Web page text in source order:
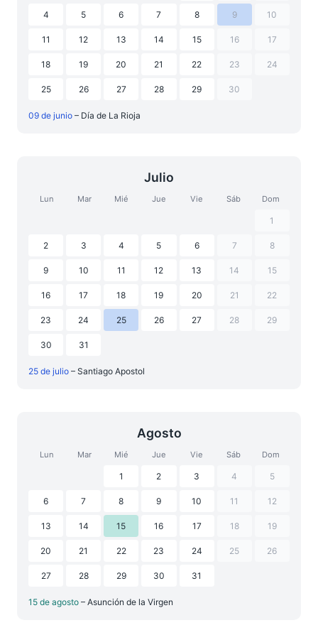
4 5 6 7 8 9 10
11 12 13 14 15 16 17
18 19 20 21 22 23 24
25 26 27 28 29 30
09 de junio – Día de La Rioja
Julio
Lun Mar Mié Jue Vie Sáb Dom
1
2 3 4 5 6 7 8
9 10 11 12 13 14 15
16 17 18 19 20 21 22
23 24 25 26 27 28 29
30 31
25 de julio – Santiago Apostol
Agosto
Lun Mar Mié Jue Vie Sáb Dom
1 2 3 4 5
6 7 8 9 10 11 12
13 14 15 16 17 18 19
20 21 22 23 24 25 26
27 28 29 30 31
15 de agosto – Asunción de la Virgen